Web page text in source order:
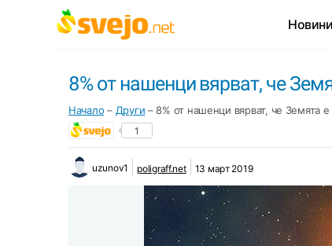
Новини
8% от нашенци вярват, че
Начало – Други –8% от нашенци вярват, че Земята е
1
uzunov1 poligraff.net 13 март 2019